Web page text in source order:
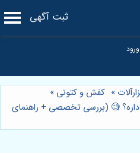
ثبت آگهی
» کفش و کتونی »
🧐 (بررسی تخصصی + راهنمای